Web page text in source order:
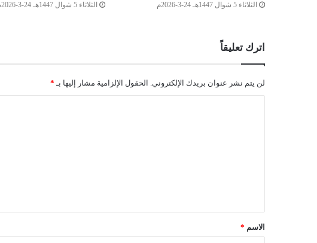
الثلاثاء 5 شوال 1447هـ 24-3-2026م الثلاثاء 5 شوال 1447هـ 24-3-2026م
اترك تعليقاً
لن يتم نشر عنوان بريدك الإلكتروني. الحقول الإلزامية مشار إليها بـ *
الاسم *